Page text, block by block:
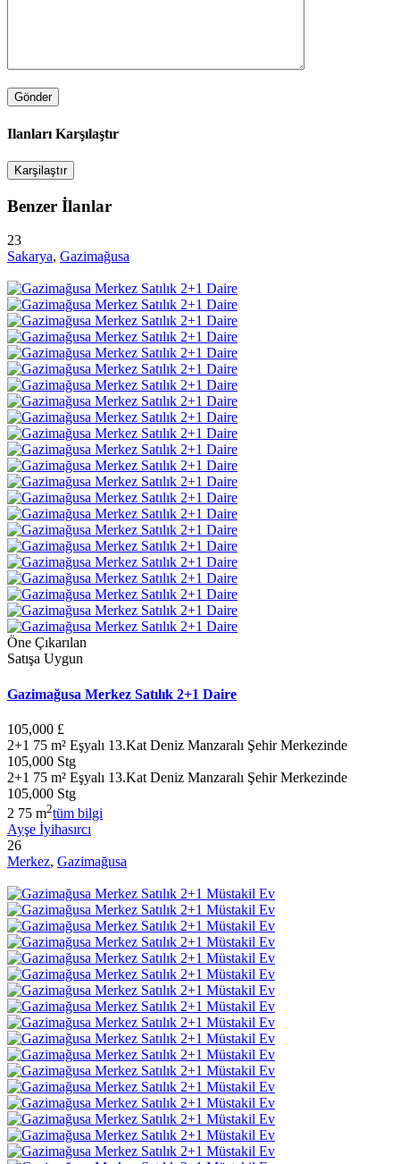
Ilanları Karşılaştır
Karşilaştır
Benzer İlanlar
23
Sakarya, Gazimağusa
Öne Çıkarılan
Satışa Uygun
Gazimağusa Merkez Satılık 2+1 Daire
105,000 £
2+1 75 m² Eşyalı 13.Kat Deniz Manzaralı Şehir Merkezinde
105,000 Stg
2+1 75 m² Eşyalı 13.Kat Deniz Manzaralı Şehir Merkezinde
105,000 Stg
2 75 m2tüm bilgi
Ayşe İyihasırcı
26
Merkez, Gazimağusa